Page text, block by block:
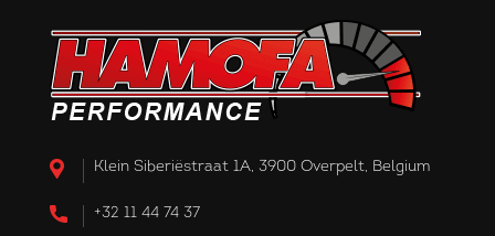
Klein Siberiëstraat 1A, 3900 Overpelt, Belgium
+32 11 44 74 37